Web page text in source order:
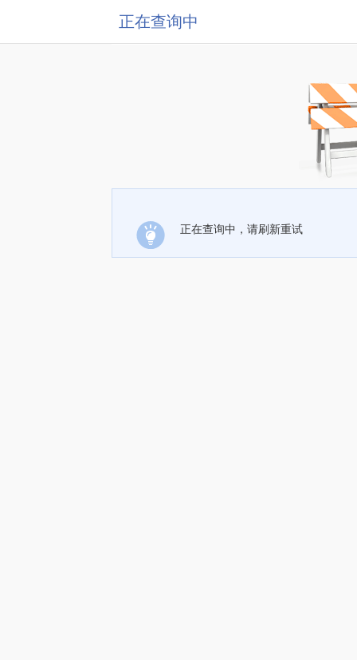
正在查询中
正在查询中，请刷新重试